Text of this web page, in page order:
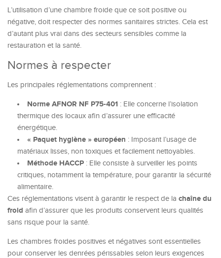
L’utilisation d’une chambre froide que ce soit positive ou
négative, doit respecter des normes sanitaires strictes. Cela est
d’autant plus vrai dans des secteurs sensibles comme la
restauration et la santé.
Normes à respecter
Les principales réglementations comprennent :
Norme AFNOR NF P75-401 : Elle concerne l’isolation
thermique des locaux afin d’assurer une efficacité
énergétique.
« Paquet hygiène » européen : Imposant l’usage de
matériaux lisses, non toxiques et facilement nettoyables.
Méthode HACCP : Elle consiste à surveiller les points
critiques, notamment la température, pour garantir la sécurité
alimentaire.
Ces réglementations visent à garantir le respect de la chaîne du
froid afin d’assurer que les produits conservent leurs qualités
sans risque pour la santé.
Les chambres froides positives et négatives sont essentielles
pour conserver les denrées périssables selon leurs exigences